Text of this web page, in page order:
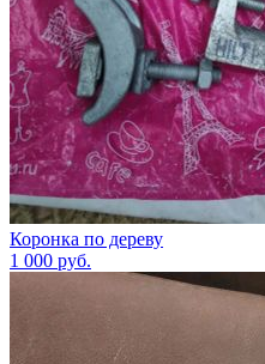
Коронка по дереву
1 000 руб.